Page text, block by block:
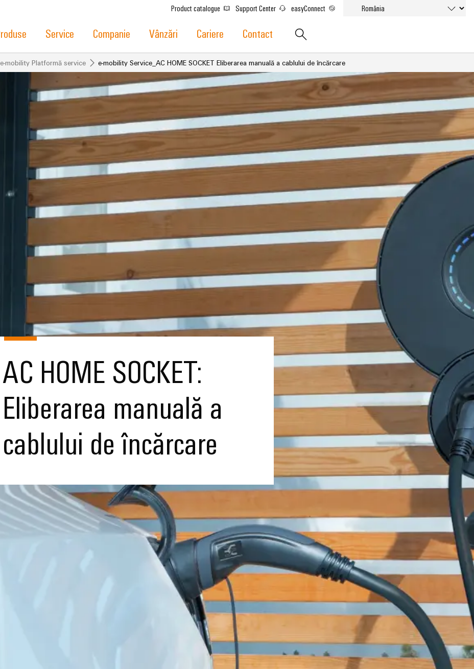
Product catalogue Support Center easyConnect
Service Companie Vânzări Cariere Contact
e-mobility Platformă service e-mobility Service_AC HOME SOCKET Eliberarea manuală a cablului de încărcare
AC HOME SOCKET:
Eliberarea manuală a
cablului de încărcare